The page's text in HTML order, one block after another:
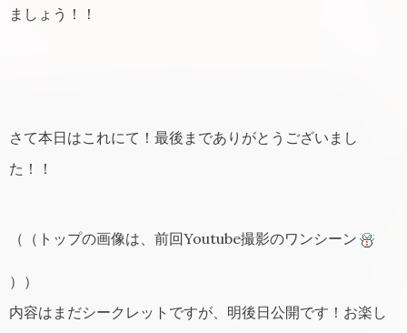
ましょう！！
さて本日はこれにて！最後までありがとうございまし
た！！
（（トップの画像は、前回Youtube撮影のワンシーン
））
内容はまだシークレットですが、明後日公開です！お楽し